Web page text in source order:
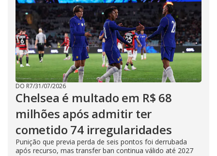
DO R7/31/07/2026
Chelsea é multado em R$ 68
milhões após admitir ter
cometido 74 irregularidades
Punição que previa perda de seis pontos foi derrubada
após recurso, mas transfer ban continua válido até 2027